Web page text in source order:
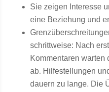
Sie zeigen Interesse
eine Beziehung und
schrittweise: Nach
Kommentaren warten
ab. Hilfestellungen
dauern zu lange. Die